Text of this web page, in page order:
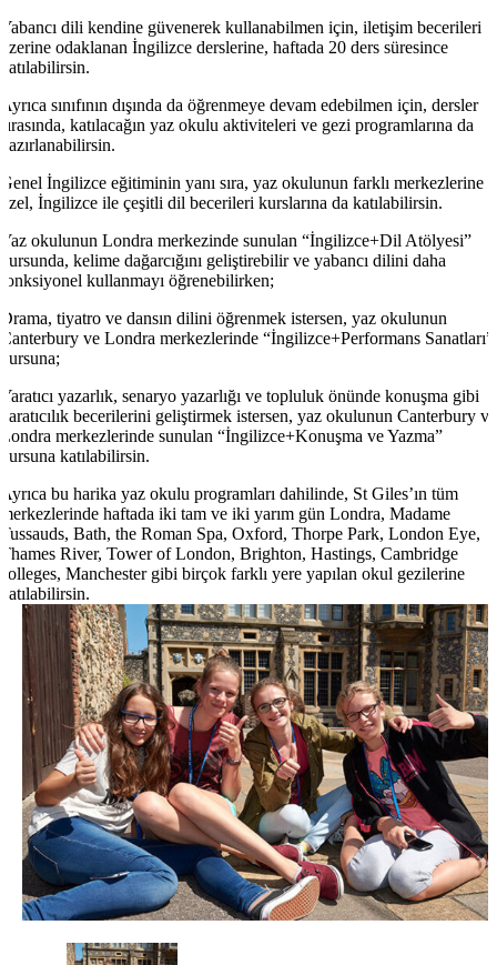
Yabancı dili kendine güvenerek kullanabilmen için, iletişim becerileri
üzerine odaklanan İngilizce derslerine, haftada 20 ders süresince
katılabilirsin.
Ayrıca sınıfının dışında da öğrenmeye devam edebilmen için, dersler
sırasında, katılacağın yaz okulu aktiviteleri ve gezi programlarına da
hazırlanabilirsin.
Genel İngilizce eğitiminin yanı sıra, yaz okulunun farklı merkezlerine
özel, İngilizce ile çeşitli dil becerileri kurslarına da katılabilirsin.
Yaz okulunun Londra merkezinde sunulan “İngilizce+Dil Atölyesi”
kursunda, kelime dağarcığını geliştirebilir ve yabancı dilini daha
fonksiyonel kullanmayı öğrenebilirken;
Drama, tiyatro ve dansın dilini öğrenmek istersen, yaz okulunun
Canterbury ve Londra merkezlerinde “İngilizce+Performans Sanatları”
kursuna;
Yaratıcı yazarlık, senaryo yazarlığı ve topluluk önünde konuşma gibi
yaratıcılık becerilerini geliştirmek istersen, yaz okulunun Canterbury ve
Londra merkezlerinde sunulan “İngilizce+Konuşma ve Yazma”
kursuna katılabilirsin.
Ayrıca bu harika yaz okulu programları dahilinde, St Giles’ın tüm
merkezlerinde haftada iki tam ve iki yarım gün Londra, Madame
Tussauds, Bath, the Roman Spa, Oxford, Thorpe Park, London Eye,
Thames River, Tower of London, Brighton, Hastings, Cambridge
colleges, Manchester gibi birçok farklı yere yapılan okul gezilerine
katılabilirsin.